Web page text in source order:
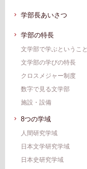
学部⻑あいさつ
学部の特⻑
⽂学部で学ぶということ
⽂学部の学びの特長
クロスメジャー制度
数字で⾒る⽂学部
施設・設備
8つの学域
人間研究学域
日本文学研究学域
日本史研究学域